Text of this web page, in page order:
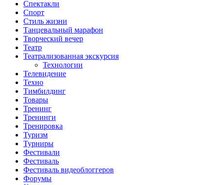
Спектакли
Спорт
Стиль жизни
Танцевальный марафон
Творческий вечер
Театр
Театрализованная экскурсия
Технологии
Телевидение
Техно
Тимбилдинг
Товары
Тренинг
Тренинги
Тренировка
Туризм
Турниры
Фестивали
Фестиваль
Фестиваль видеоблоггеров
Форумы